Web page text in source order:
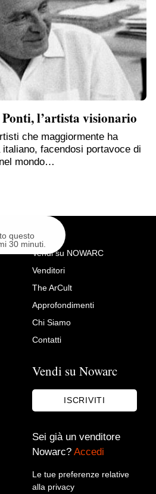
l’artista visionario
che maggiormente ha
facendosi portavoce di
mondo…
questo
30 minuti.
Maggiori Info su
(Roma, 1633
Natura morta con
tessuti
Castelbarco
Vendi su NOWARC
Venditori
The ArCult
Approfondimenti
Chi Siamo
Contatti
Vendi su Nowarc
ISCRIVITI
Sei già un venditore
Nowarc? Accedi
Le tue preferenze relative
alla privacy